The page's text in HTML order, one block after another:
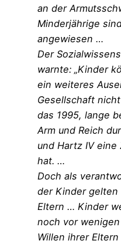
an der
Minderjährige
angewiesen …
Der
warnte: „Kinder
ein weiteres
Gesellschaft
das 1995, lange
Arm und Reich
und Hartz IV
hat. …
Doch als
der Kinder
Eltern … Kinder
noch vor
Willen ihrer